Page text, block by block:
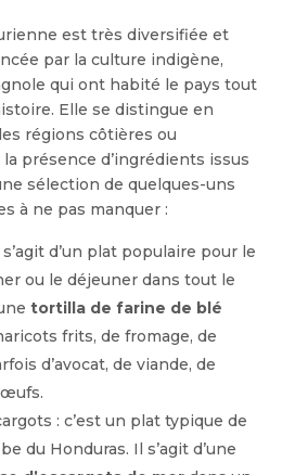
est très diversifiée et
par la culture indigène,
qui ont habité le pays tout
Elle se distingue en
régions côtières ou
présence d’ingrédients issus
sélection de quelques-uns
à ne pas manquer :
s’agit d’un plat populaire pour le
ou le déjeuner dans tout le
tortilla de farine de blé
frits, de fromage, de
d’avocat, de viande, de
: c’est un plat typique de
du Honduras. Il s’agit d’une